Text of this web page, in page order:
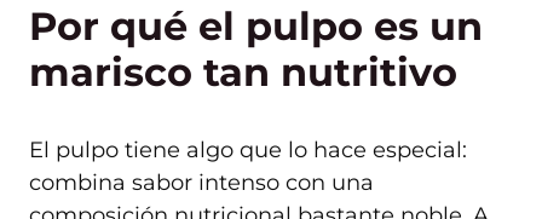
Por qué el pulpo es un
marisco tan nutritivo
El pulpo tiene algo que lo hace especial:
combina sabor intenso con una